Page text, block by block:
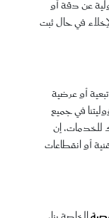
عن دقة أو
في حال ثبت
أو عرضية
في جميع
للخدمات، إن
أو انقطاعات